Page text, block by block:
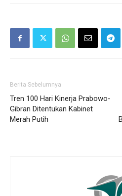
Berita Sebelumnya
Tren 100 Hari Kinerja Prabowo-
Gibran Ditentukan Kabinet
Merah Putih